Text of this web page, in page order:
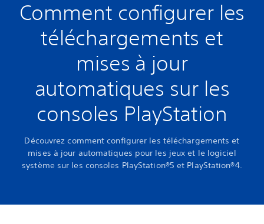
Comment configurer les
téléchargements et
mises à jour
automatiques sur les
consoles PlayStation
Découvrez comment configurer les téléchargements et
mises à jour automatiques pour les jeux et le logiciel
système sur les consoles PlayStation®5 et PlayStation®4.